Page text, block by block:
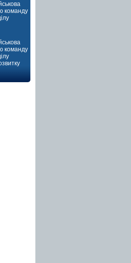
команду
команду